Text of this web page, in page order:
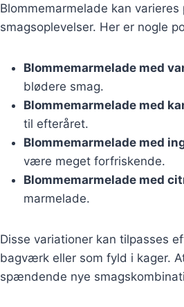
Blommemarmelade kan
smagsoplevelser. Her er nogle
Blommemarmelade med
blødere smag.
Blommemarmelade med
til efteråret.
Blommemarmelade med
være meget forfriskende.
Blommemarmelade med
marmelade.
Disse variationer kan tilpasses
bagværk eller som fyld i kager.
spændende nye